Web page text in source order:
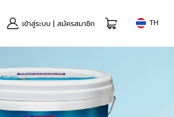
เข้าสู่ระบบ | สมัครสมาชิก TH